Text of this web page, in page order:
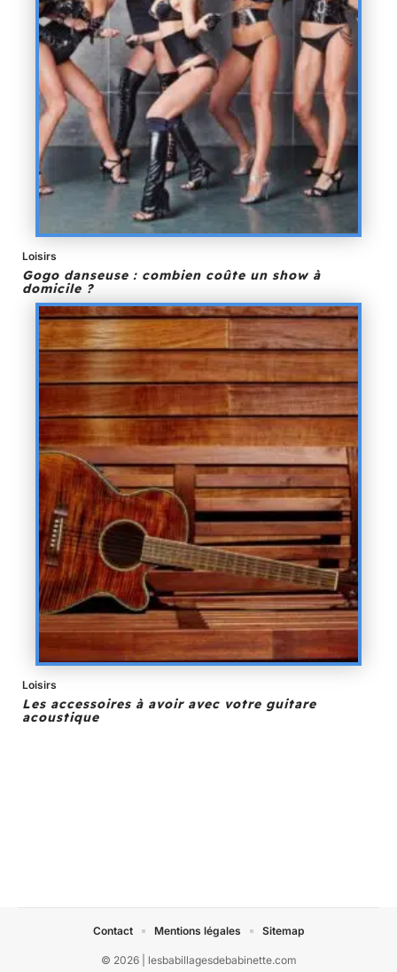
Loisirs
Gogo danseuse : combien coûte un show à
domicile ?
Loisirs
Les accessoires à avoir avec votre guitare
acoustique
© 2026 | lesbabillagesdebabinette.com
Contact Mentions légales Sitemap